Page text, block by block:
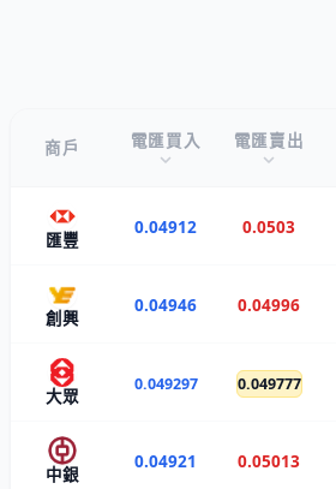
商戶 電匯買入 電匯賣出
匯豐
0.04912 0.0503
創興
0.04946 0.04996
大眾
0.049297 0.049777
中銀
0.04921 0.05013